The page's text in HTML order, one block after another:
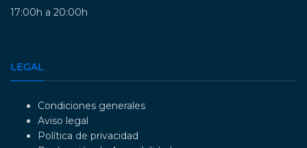
17:00h a 20:00h
LEGAL
Condiciones generales
Aviso legal
Política de privacidad